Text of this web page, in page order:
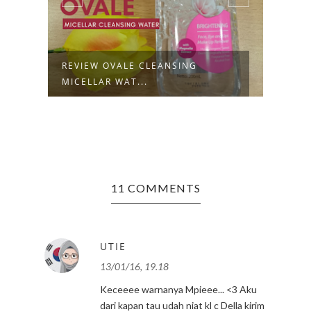
REVIEW OVALE CLEANSING
MICELLAR WAT...
11 COMMENTS
UTIE
13/01/16, 19.18
Keceeee warnanya Mpieee... <3 Aku
dari kapan tau udah niat kl c Della kirim